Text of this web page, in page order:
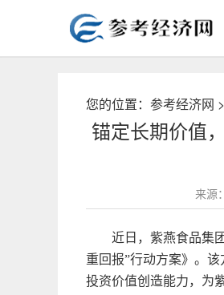
您的位置： 参考经济网
锚定长期价值
来源
近日，紫燕食品集
重回报”行动方案》。
投资价值创造能力，为